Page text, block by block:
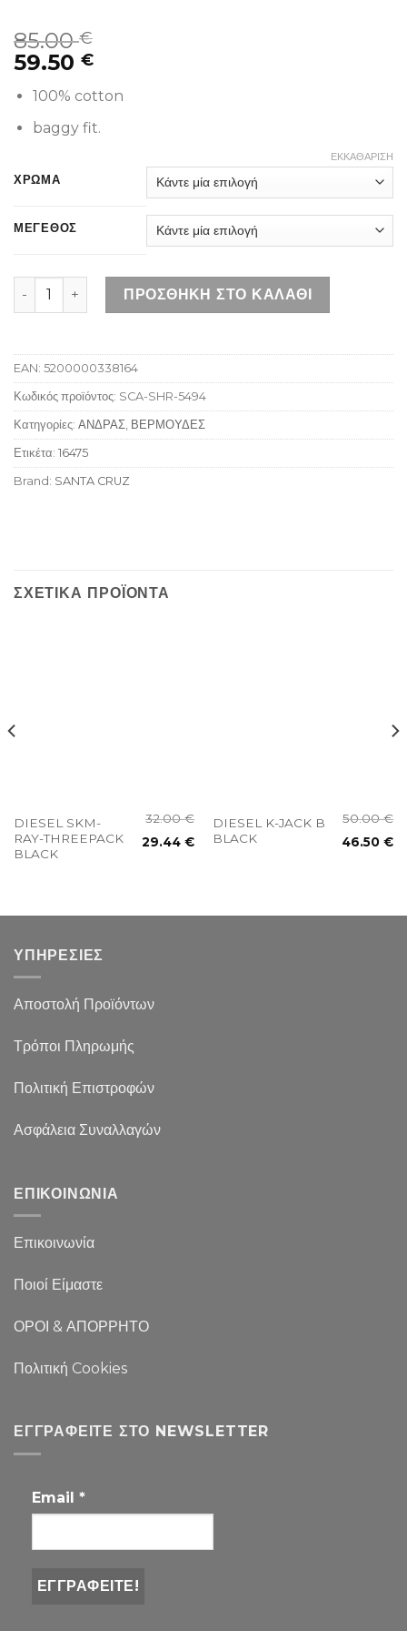
85.00€
59.50 €
100% cotton
baggy fit.
ΧΡΩΜΑ
ΜΕΓΕΘΟΣ
ΕΚΚΑΘΆΡΙΣΗ
SANTA CRUZ BIG SHORTS TAUPE CANVAS ποσότητα
ΠΡΟΣΘΉΚΗ ΣΤΟ ΚΑΛΆΘΙ
EAN: 5200000338164
Κωδικός προϊόντος: SCA-SHR-5494
Κατηγορίες: ΑΝΔΡΑΣ ΒΕΡΜΟΥΔΕΣ
Ετικέτα: 16475
Brand: SANTA CRUZ
ΣΧΕΤΙΚΆ ΠΡΟΪΌΝΤΑ
DIESEL SKM-
RAY-THREEPACK
BLACK
32.00€
29.44€
DIESEL K-JACK B
BLACK
50.00€
46.50€
ΥΠΗΡΕΣΙΕΣ
Αποστολή Προϊόντων
Τρόποι Πληρωμής
Πολιτική Επιστροφών
Ασφάλεια Συναλλαγών
ΕΠΙΚΟΙΝΩΝΙΑ
Επικοινωνία
Ποιοί Είμαστε
ΟΡΟΙ & ΑΠΟΡΡΗΤΟ
Πολιτική Cookies
ΕΓΓΡΑΦΕΊΤΕ ΣΤΟ NEWSLETTER
Email *